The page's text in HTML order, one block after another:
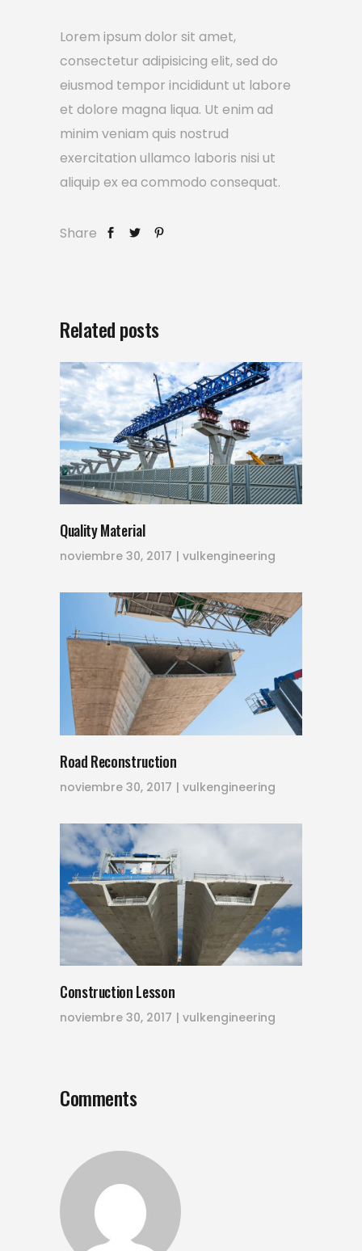
Lorem ipsum dolor sit amet,
consectetur adipisicing elit, sed do
eiusmod tempor incididunt ut labore
et dolore magna liqua. Ut enim ad
minim veniam quis nostrud
exercitation ullamco laboris nisi ut
aliquip ex ea commodo consequat.
Share
Related posts
Quality Material
noviembre 30, 2017 vulkengineering
Road Reconstruction
noviembre 30, 2017 vulkengineering
Construction Lesson
noviembre 30, 2017 vulkengineering
Comments